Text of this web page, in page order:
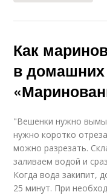
Как
в домашних
"Вешенки нужно
нужно коротко
можно разрезать.
заливаем водой и
Когда вода закипит,
25 минут. При